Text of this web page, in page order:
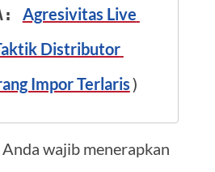
Agresivitas Live
Distributor
Impor Terlaris)
wajib menerapkan